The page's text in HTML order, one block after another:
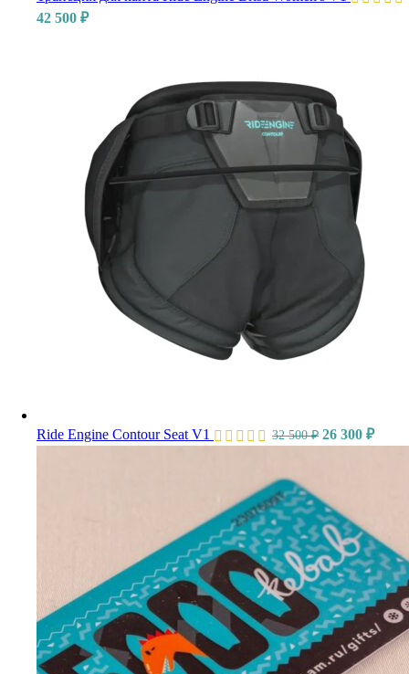
42 500 ₽
Ride Engine Contour Seat V1 32 500₽ 26 300 ₽